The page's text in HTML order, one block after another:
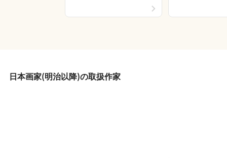
日本画家(明治以降)の取扱作家